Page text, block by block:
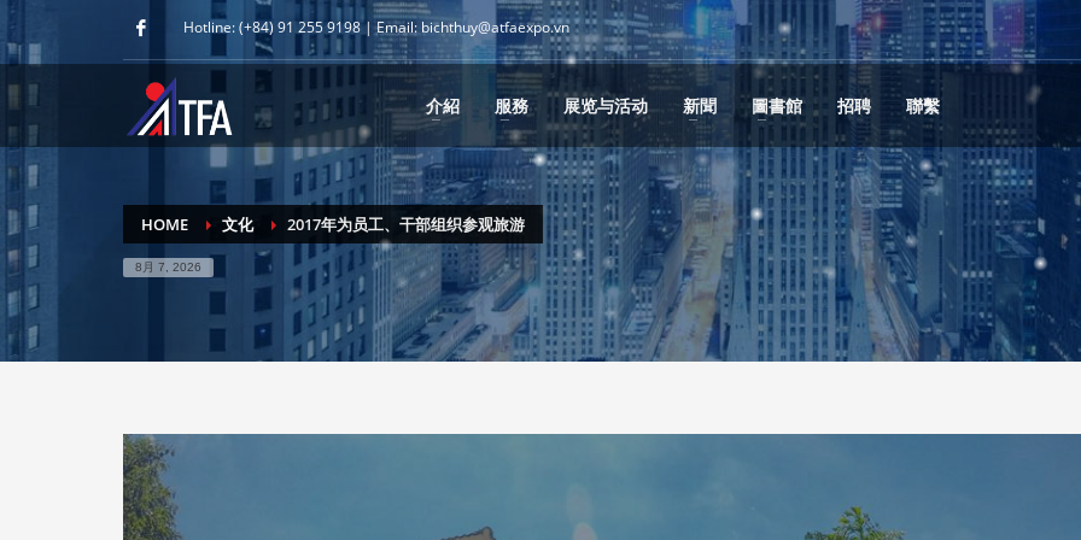
Hotline: (+84) 91 255 9198 | Email: bichthuy@atfaexpo.vn
介紹 服務 展览与活动 新聞 圖書館 招聘 聯繫
HOME 文化 2017年为员工、干部组织参观旅游
8月 7, 2026